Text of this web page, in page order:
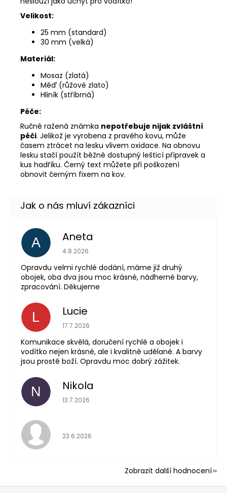
Velikost:
25 mm (standard)
30 mm (velká)
Materiál:
Mosaz (zlatá)
Měď (růžové zlato)
Hliník (stříbrná)
Péče:
Ručně ražená známka nepotřebuje nijak zvláštní
péči. Jelikož je vyrobena z pravého kovu, může
časem ztrácet na lesku vlivem oxidace. Na obnovu
lesku stačí použít běžně dostupný lešticí přípravek a
kus hadříku. Černý text můžete při poškození
obnovit černým fixem na kov.
A Aneta
Hodnocení
4.8.2026
Opravdu velmi rychlé dodání, máme již druhý
obojek, oba dva jsou moc krásné, nádherné barvy,
zpracování. Děkujeme
L Lucie
Hodnocení
17.7.2026
Komunikace skvělá, doručení rychlé a obojek i
vodítko nejen krásné, ale i kvalitně udělané. A barvy
jsou prostě boží. Opravdu moc dobrý zážitek.
N Nikola
Hodnocení
13.7.2026
Hodnocení
23.6.2026
Zobrazit další hodnocení